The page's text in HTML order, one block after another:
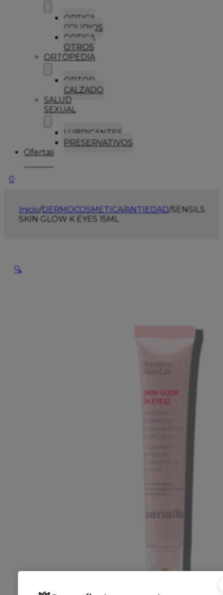
OPTICA
COLIRIOS
OPTICA
OTROS
ORTOPEDIA
ORTOP
CALZADO
SALUD
SEXUAL
LUBRICANTES
PRESERVATIVOS
Ofertas
0
Inicio/DERMOCOSMETICA/ANTIEDAD/SENSILS
SKIN GLOW K EYES 15ML
🔍